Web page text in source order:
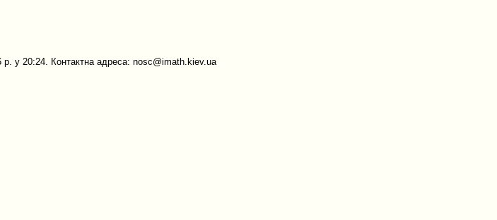
у 20:24. Контактна адреса: nosc@imath.kiev.ua